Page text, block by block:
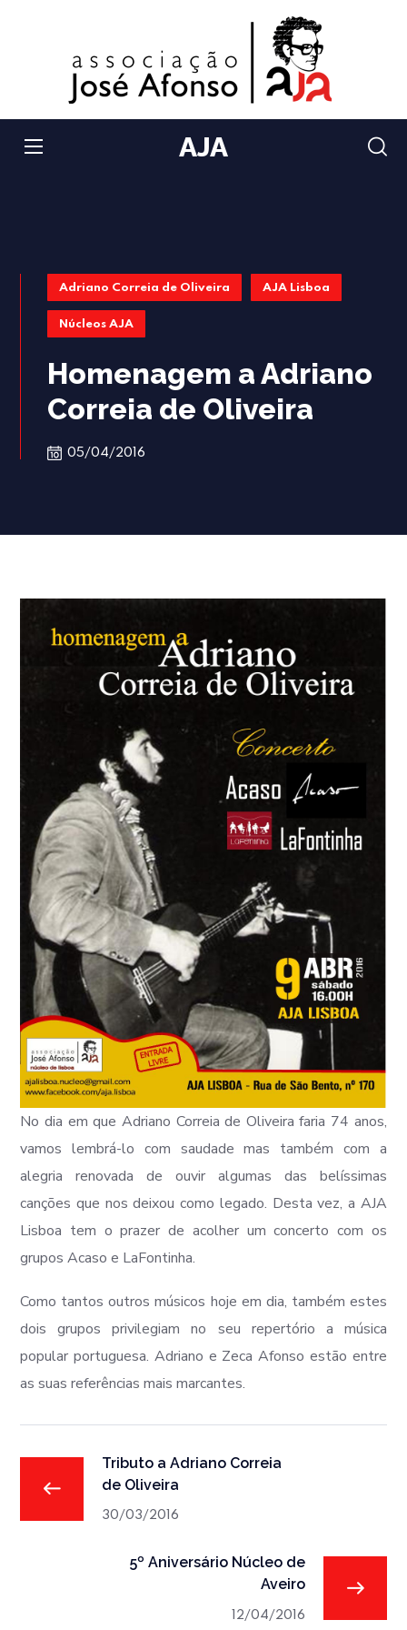
AJA
Adriano Correia de Oliveira AJA Lisboa
Núcleos AJA
Homenagem a Adriano
Correia de Oliveira
05/04/2016
No dia em que Adriano Correia de Oliveira faria 74 anos,
vamos lembrá-lo com saudade mas também com a
alegria renovada de ouvir algumas das belíssimas
canções que nos deixou como legado. Desta vez, a AJA
Lisboa tem o prazer de acolher um concerto com os
grupos Acaso e LaFontinha.
Como tantos outros músicos hoje em dia, também estes
dois grupos privilegiam no seu repertório a música
popular portuguesa. Adriano e Zeca Afonso estão entre
as suas referências mais marcantes.
Tributo a Adriano Correia
de Oliveira
30/03/2016
5º Aniversário Núcleo de
Aveiro
12/04/2016